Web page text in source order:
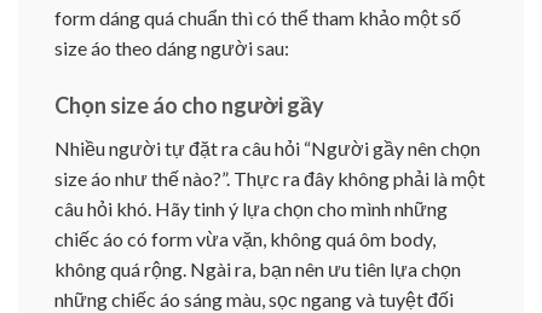
form dáng quá chuẩn thì có thể tham khảo một số
size áo theo dáng người sau:
Chọn size áo cho người gầy
Nhiều người tự đặt ra câu hỏi “Người gầy nên chọn
size áo như thế nào?”. Thực ra đây không phải là một
câu hỏi khó. Hãy tinh ý lựa chọn cho mình những
chiếc áo có form vừa vặn, không quá ôm body,
không quá rộng. Ngài ra, bạn nên ưu tiên lựa chọn
những chiếc áo sáng màu, sọc ngang và tuyệt đối